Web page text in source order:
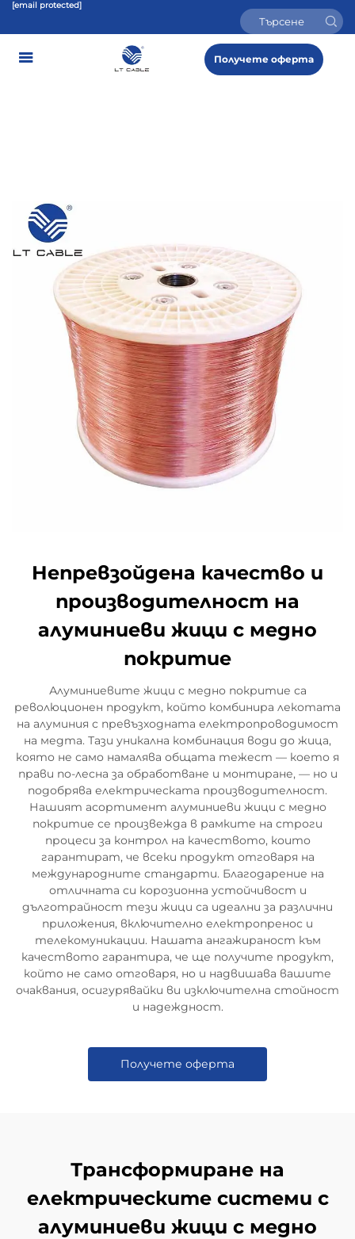
[email protected]
Получете оферта
Непревзойдена качество и
производителност на
алуминиеви жици с медно
покритие
Алуминиевите жици с медно покритие са
революционен продукт, който комбинира лекотата
на алуминия с превъзходната електропроводимост
на медта. Тази уникална комбинация води до жица,
която не само намалява общата тежест — което я
прави по-лесна за обработване и монтиране, — но и
подобрява електрическата производителност.
Нашият асортимент алуминиеви жици с медно
покритие се произвежда в рамките на строги
процеси за контрол на качеството, които
гарантират, че всеки продукт отговаря на
международните стандарти. Благодарение на
отличната си корозионна устойчивост и
дълготрайност тези жици са идеални за различни
приложения, включително електропренос и
телекомуникации. Нашата ангажираност към
качеството гарантира, че ще получите продукт,
който не само отговаря, но и надвишава вашите
очаквания, осигурявайки ви изключителна стойност
и надеждност.
Получете оферта
Трансформиране на
електрическите системи с
алуминиеви жици с медно